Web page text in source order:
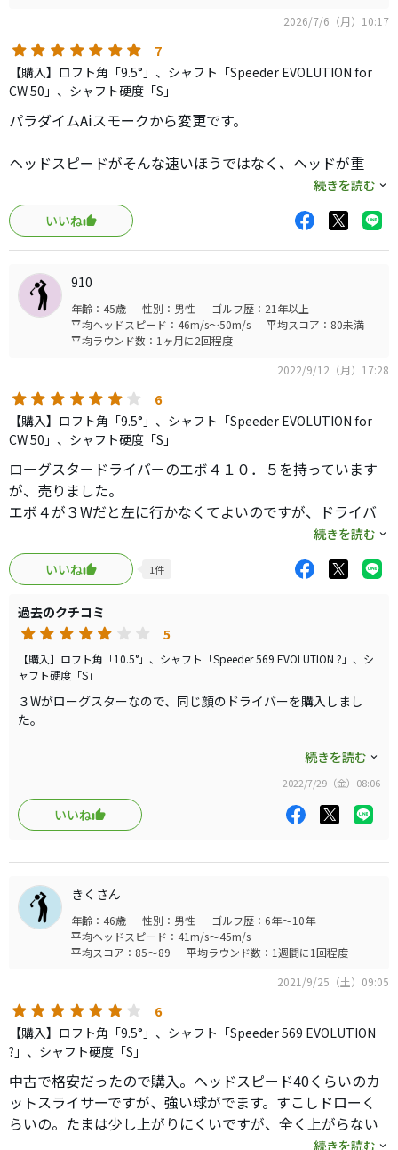
2026/7/6（月）10:17
7
【購入】ロフト角「9.5°」、シャフト「Speeder EVOLUTION for
CW 50」、シャフト硬度「S」
パラダイムAiスモークから変更です。
ヘッドスピードがそんな速いほうではなく、ヘッドが重
い・ソール後方にウエイトが入ってるモデルは振り遅れて
プッシュアウトが出てしまいウエイト入っていないモデル
を探したらローグスターを見つけたので購入しました。
古いモデルに変えたので飛距離落ちるかと思いましたがそ
んなことは全くなく、ヘッドが軽くなった分かえって振り
やすいのでナイスショットした時は少し距離が伸びまし
ミスヒット時の寛容性はさすがにAiスモークでしたが、そ
れ以外はローグスターに軍配です。
中古で1万円前後で入手できるので、軽いヘッドのドライバ
ーが欲しい人はぜひ候補に入れてみてください。
続きを読む
いいね
910
年齢：45歳 性別：男性
ゴルフ歴：21年以上
平均ヘッドスピード：46m/s～50m/s
平均スコア：80未満
平均ラウンド数：1ヶ月に2回程度
2022/9/12（月）17:28
6
【購入】ロフト角「9.5°」、シャフト「Speeder EVOLUTION for
CW 50」、シャフト硬度「S」
ローグスタードライバーのエボ４１０．５を持っています
が、売りました。
エボ４が３Wだと左に行かなくてよいのですが、ドライバ
ーだと捕まらないので、シャフトのしなりを使えず超高弾
道フェードスライス目になって
いました。
納得いかないので、純正シャフトのSと９．５のヘッドを再
度購入した
ところ、私には最高の結果でした。
シャフトのしなりも良く使えるし、ヘッドも適度に走る
し、９．５に
なったので中高弾道になるし、総重量も私にはピッタリで
現在３Wもローグスターなので、顔も同じで安心感もある
し
続きを読む
いいね
1件
過去のクチコミ
5
【購入】ロフト角「10.5°」、シャフト「Speeder 569 EVOLUTION ?」、シ
ャフト硬度「S」
３Wがローグスターなので、同じ顔のドライバーを購入しまし
た。
45.75インチで総重量が重すぎず、シャフトも重すぎずしっかり
しているドライバーが最近あまりないので、少し古いですが購入
しました。
飛距離は今使っているものよりは飛びませんが、３Wと同じ顔と
ローグスターは３W同様球が上がりにくい性質があるので、１
０．５度に
しましたが、正解でした。
重心角も29度くらいなので、ちょうどヘッドを返しやすく1本持
良いドライバーだと思います
続きを読む
2022/7/29（金）08:06
いいね
きくさん
年齢：46歳 性別：男性
ゴルフ歴：6年～10年
平均ヘッドスピード：41m/s～45m/s
平均スコア：85～89
平均ラウンド数：1週間に1回程度
2021/9/25（土）09:05
6
【購入】ロフト角「9.5°」、シャフト「Speeder 569 EVOLUTION
?」、シャフト硬度「S」
中古で格安だったので購入。ヘッドスピード40くらいのカ
ットスライサーですが、強い球がでます。すこしドローく
らいの。たまは少し上がりにくいですが、全く上がらない
ってほどではないです。慣性モーが高く、ヘッドの軌道が
続きを読む